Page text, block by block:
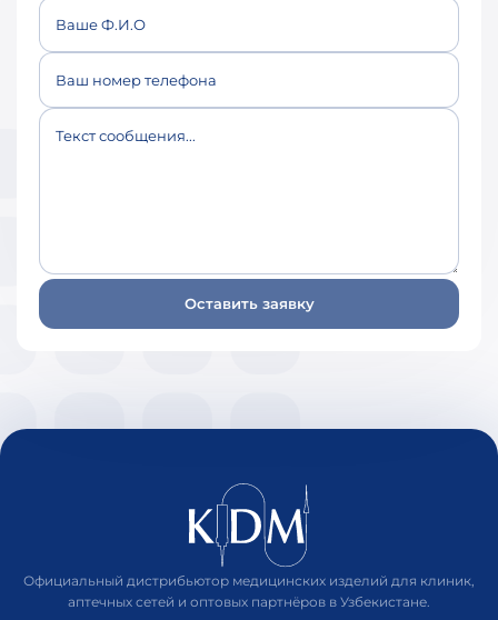
Ваше Ф.И.О
Ваш номер телефона
Текст сообщения...
Оставить заявку
Официальный дистрибьютор медицинских изделий для клиник,
аптечных сетей и оптовых партнёров в Узбекистане.